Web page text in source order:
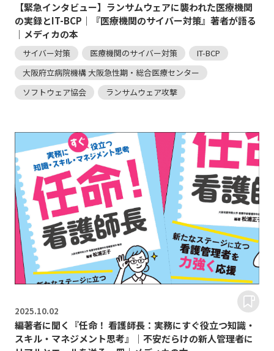
【緊急インタビュー】ランサムウェアに襲われた医療機関
の実録とIT-BCP｜『医療機関のサイバー対策』著者が語る
｜メディカの本
サイバー対策 医療機関のサイバー対策
IT-BCP
大阪府立病院機構 大阪急性期・総合医療センター
ソフトウェア協会
ランサムウェア攻撃
2025.10.02
編著者に聞く『任命！ 看護師長：実務にすぐ役立つ知識・
スキル・マネジメント思考』｜不安だらけの新人管理者に